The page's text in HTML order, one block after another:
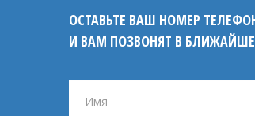
ОСТАВЬТЕ ВАШ НОМЕР
И ВАМ ПОЗВОНЯТ В